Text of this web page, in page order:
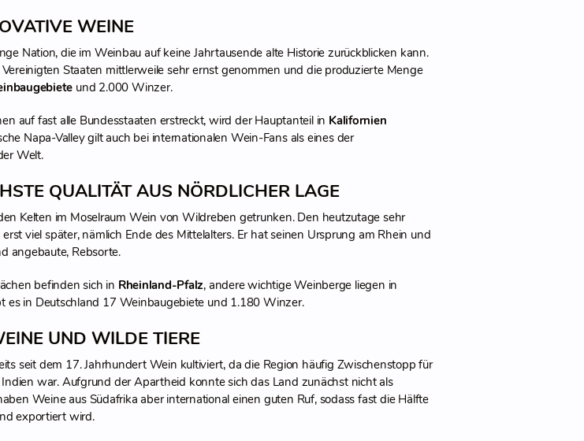
WEINE
Nation, die im Weinbau auf keine Jahrtausende alte Historie zurückblicken kann.
Staaten mittlerweile sehr ernst genommen und die produzierte Menge
und 2.000 Winzer.
auf fast alle Bundesstaaten erstreckt, wird der Hauptanteil in Kalifornien
Napa-Valley gilt auch bei internationalen Wein-Fans als eines der
Welt.
QUALITÄT AUS NÖRDLICHER LAGE
Kelten im Moselraum Wein von Wildreben getrunken. Den heutzutage sehr
viel später, nämlich Ende des Mittelalters. Er hat seinen Ursprung am Rhein und
angebaute, Rebsorte.
befinden sich in Rheinland-Pfalz, andere wichtige Weinberge liegen in
es in Deutschland 17 Weinbaugebiete und 1.180 Winzer.
UND WILDE TIERE
seit dem 17. Jahrhundert Wein kultiviert, da die Region häufig Zwischenstopp für
war. Aufgrund der Apartheid konnte sich das Land zunächst nicht als
Weine aus Südafrika aber international einen guten Ruf, sodass fast die Hälfte
exportiert wird.